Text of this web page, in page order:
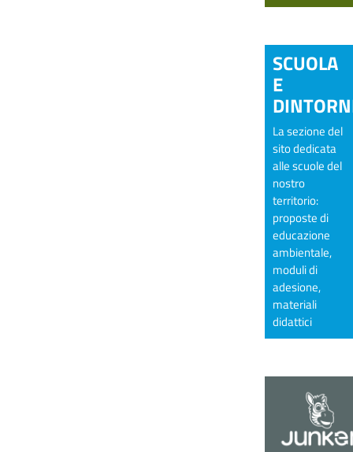
SCUOLA
E
La sezione del
sito dedicata
alle scuole del
nostro
territorio:
proposte di
educazione
ambientale,
moduli di
adesione,
materiali
didattici